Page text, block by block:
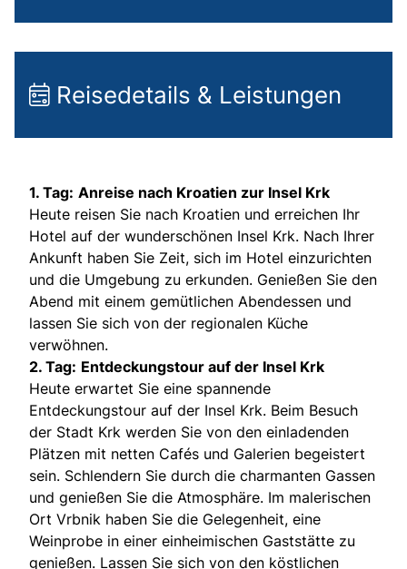
Reisedetails & Leistungen
1. Tag: Anreise nach Kroatien zur Insel Krk
Heute reisen Sie nach Kroatien und erreichen Ihr
Hotel auf der wunderschönen Insel Krk. Nach Ihrer
Ankunft haben Sie Zeit, sich im Hotel einzurichten
und die Umgebung zu erkunden. Genießen Sie den
Abend mit einem gemütlichen Abendessen und
lassen Sie sich von der regionalen Küche
verwöhnen.
2. Tag: Entdeckungstour auf der Insel Krk
Heute erwartet Sie eine spannende
Entdeckungstour auf der Insel Krk. Beim Besuch
der Stadt Krk werden Sie von den einladenden
Plätzen mit netten Cafés und Galerien begeistert
sein. Schlendern Sie durch die charmanten Gassen
und genießen Sie die Atmosphäre. Im malerischen
Ort Vrbnik haben Sie die Gelegenheit, eine
Weinprobe in einer einheimischen Gaststätte zu
genießen. Lassen Sie sich von den köstlichen